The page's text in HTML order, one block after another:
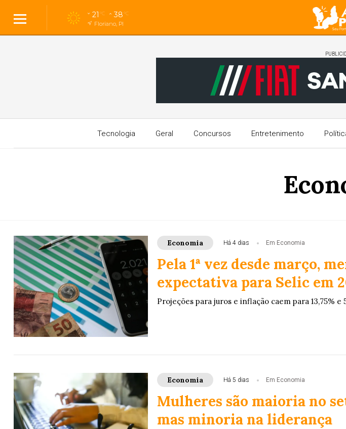
21 °C 38°C
Floriano, PI
Tecnologia Geral Concursos Entretenimento
Economia Há 4 dias Em Economia
Pela 1ª vez desde março,
expectativa para Selic em
Projeções para juros e inflação caem para 13,75% e
Economia Há 5 dias Em Economia
Mulheres são maioria no
mas minoria na liderança